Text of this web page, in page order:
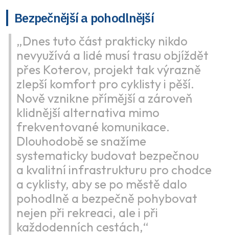
Bezpečnější a pohodlnější
„Dnes tuto část prakticky nikdo
nevyužívá a lidé musí trasu objíždět
přes Koterov, projekt tak výrazně
zlepší komfort pro cyklisty i pěší.
Nově vznikne přímější a zároveň
klidnější alternativa mimo
frekventované komunikace.
Dlouhodobě se snažíme
systematicky budovat bezpečnou
a kvalitní infrastrukturu pro chodce
a cyklisty, aby se po městě dalo
pohodlně a bezpečně pohybovat
nejen při rekreaci, ale i při
každodenních cestách,“